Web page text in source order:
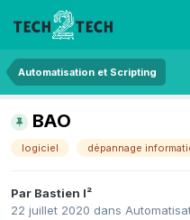
Automatisation et Scripting
BAO
logiciel dépannage
Par Bastien I²
22 juillet 2020 dans